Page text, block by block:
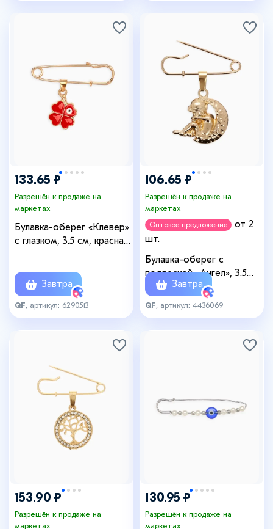
133.65 ₽
Разрешён к продаже на
маркетах
Булавка-оберег «Клевер»
с глазком, 3.5 см, красная
Завтра
QF , артикул: 6290513
106.65 ₽
Разрешён к продаже на
маркетах
Оптовое предложение
от 2
шт.
Булавка-оберег с
подвеской «Ангел», 3.5
см, цвет золото
Завтра
QF , артикул: 4436069
153.90 ₽
Разрешён к продаже на
маркетах
130.95 ₽
Разрешён к продаже на
маркетах